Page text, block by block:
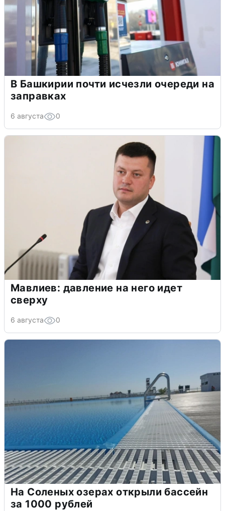
В Башкирии почти исчезли очереди на
заправках
6 августа 0
Мавлиев: давление на него идет
сверху
6 августа 0
На Соленых озерах открыли бассейн
за 1000 рублей